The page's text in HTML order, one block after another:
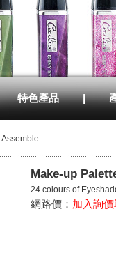
特色產品 |
Assemble
Make-up
24 colours of
網路價： 加入詢價